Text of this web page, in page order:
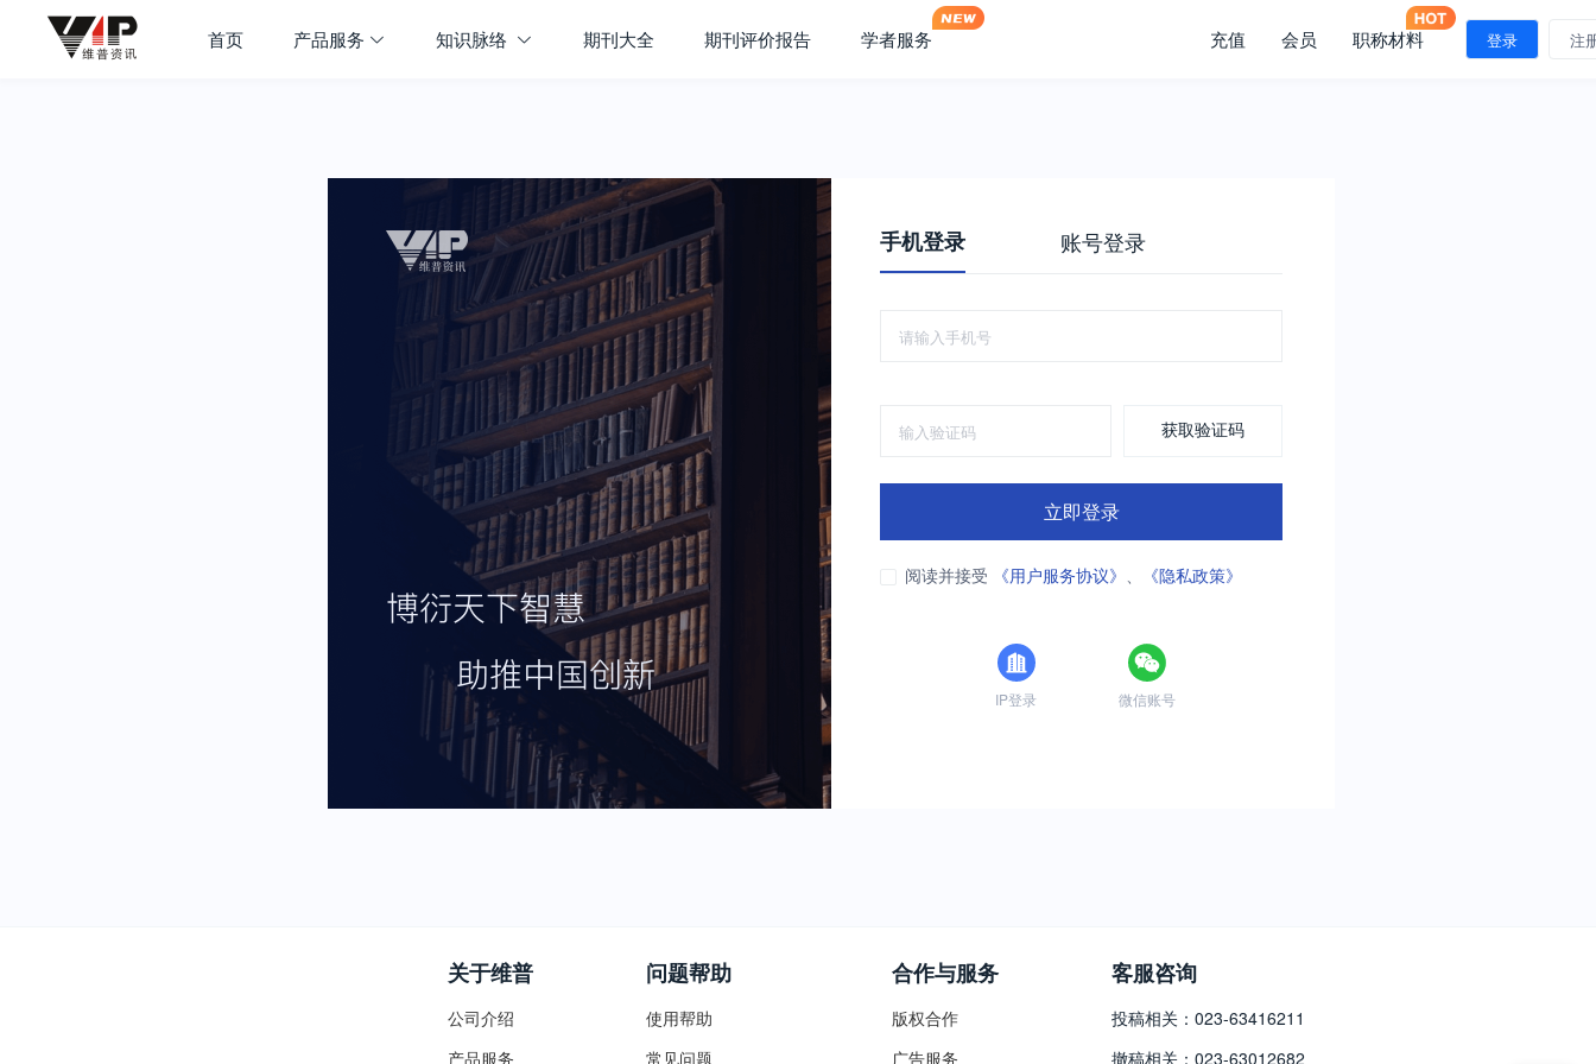
首页 产品服务 知识脉络 期刊大全 期刊评价报告 学者服务 充值 会员 职称材料 登录 注
手机登录 账号登录
获取验证码
立即登录
阅读并接受 《用户服务协议》 、 《隐私政策》
IP登录 微信账号
关于维普
公司介绍
产品服务
问题帮助
使用帮助
常见问题
合作与服务
版权合作
广告服务
客服咨询
投稿相关：023-63416211
撤稿相关：023-63012682